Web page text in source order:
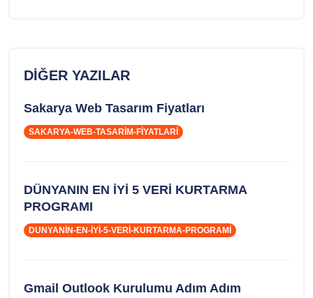
DIĞER YAZILAR
Sakarya Web Tasarım Fiyatları
SAKARYA-WEB-TASARIM-FIYATLARI
DÜNYANIN EN İYİ 5 VERİ KURTARMA
PROGRAMI
DUNYANIN-EN-IYI-5-VERI-KURTARMA-PROGRAMI
Gmail Outlook Kurulumu Adım Adım